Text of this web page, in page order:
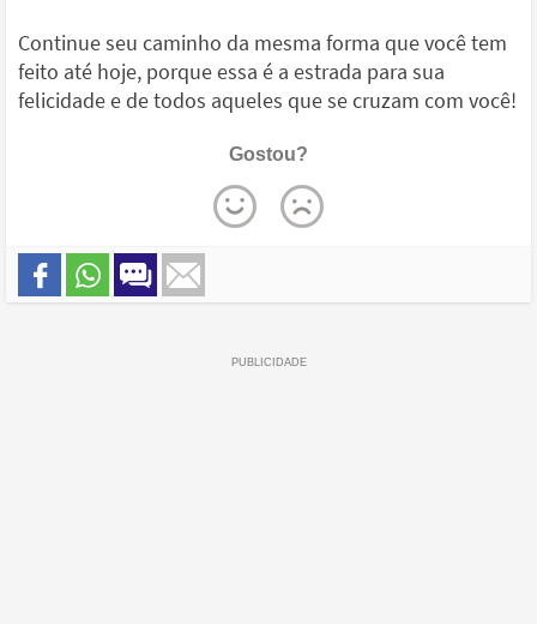
Continue seu caminho da mesma forma que você tem
feito até hoje, porque essa é a estrada para sua
felicidade e de todos aqueles que se cruzam com você!
Gostou?